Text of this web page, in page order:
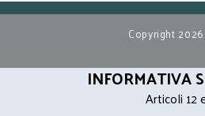
Copyright
INFORMATIVA
Articoli 12